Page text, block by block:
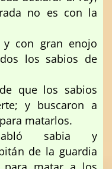
no es con la
con gran enojo
los sabios de
que los sabios
y buscaron a
matarlos.
sabia y
de la guardia